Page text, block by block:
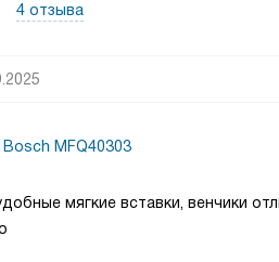
4 отзыва
MFQ40303
мягкие вставки, венчики